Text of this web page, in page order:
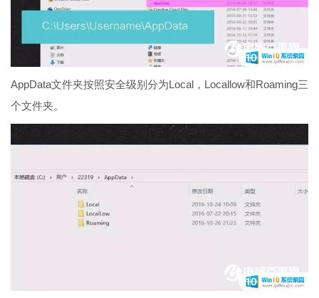
AppData文件夹按照安全级别分为Local，Locallow和Roaming三
个文件夹。